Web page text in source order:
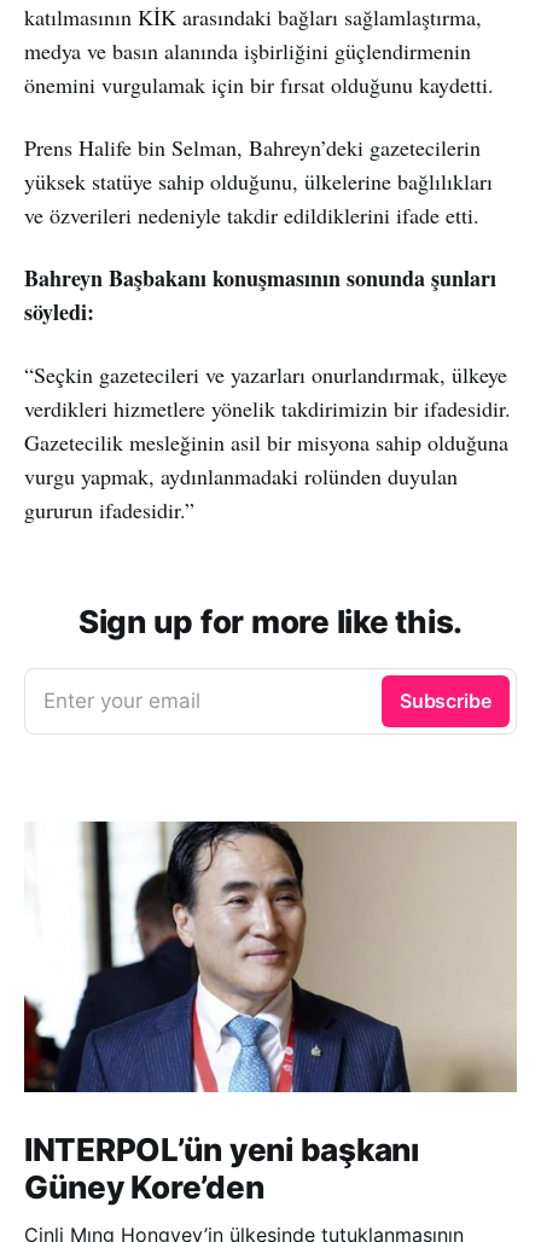
katılmasının KİK arasındaki bağları sağlamlaştırma,
medya ve basın alanında işbirliğini güçlendirmenin
önemini vurgulamak için bir fırsat olduğunu kaydetti.
Prens Halife bin Selman, Bahreyn’deki gazetecilerin
yüksek statüye sahip olduğunu, ülkelerine bağlılıkları
ve özverileri nedeniyle takdir edildiklerini ifade etti.
Bahreyn Başbakanı konuşmasının sonunda şunları
söyledi:
“Seçkin gazetecileri ve yazarları onurlandırmak, ülkeye
verdikleri hizmetlere yönelik takdirimizin bir ifadesidir.
Gazetecilik mesleğinin asil bir misyona sahip olduğuna
vurgu yapmak, aydınlanmadaki rolünden duyulan
gururun ifadesidir.”
Sign up for more like this.
Enter your email Subscribe
INTERPOL’ün yeni başkanı
Güney Kore’den
Çinli Mıng Hongvey’in ülkesinde tutuklanmasının